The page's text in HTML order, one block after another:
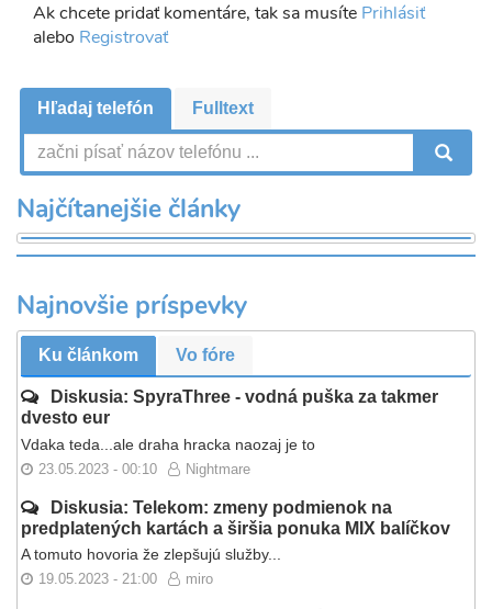
Ak chcete pridať komentáre, tak sa musíte Prihlásiť
alebo Registrovať
Hľadaj telefón Fulltext
Najčítanejšie články
Najnovšie príspevky
Ku článkom Vo fóre
Diskusia: SpyraThree - vodná puška za takmer
dvesto eur
Vdaka teda...ale draha hracka naozaj je to
23.05.2023 - 00:10 Nightmare
Diskusia: Telekom: zmeny podmienok na
predplatených kartách a širšia ponuka MIX balíčkov
A tomuto hovoria že zlepšujú služby...
19.05.2023 - 21:00 miro